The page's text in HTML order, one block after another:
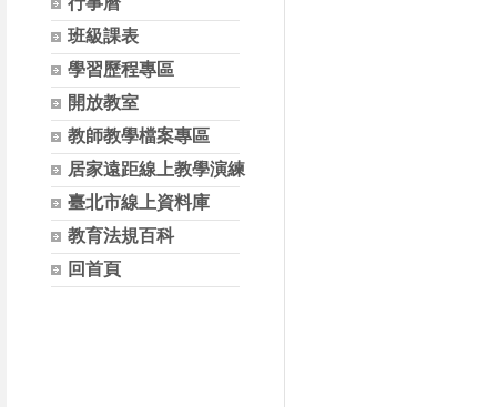
班級課表
學習歷程專區
開放教室
教師教學檔案專區
居家遠距線上教學演練
臺北市線上資料庫
教育法規百科
回首頁